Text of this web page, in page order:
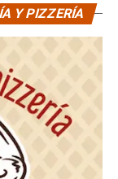
Y PIZZERÍA